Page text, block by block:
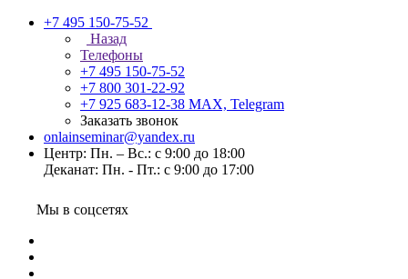
+7 495 150-75-52
Назад
Телефоны
+7 495 150-75-52
+7 800 301-22-92
+7 925 683-12-38 MAX, Telegram
Заказать звонок
onlainseminar@yandex.ru
Центр: Пн. – Вс.: с 9:00 до 18:00
Деканат: Пн. - Пт.: с 9:00 до 17:00
Мы в соцсетях